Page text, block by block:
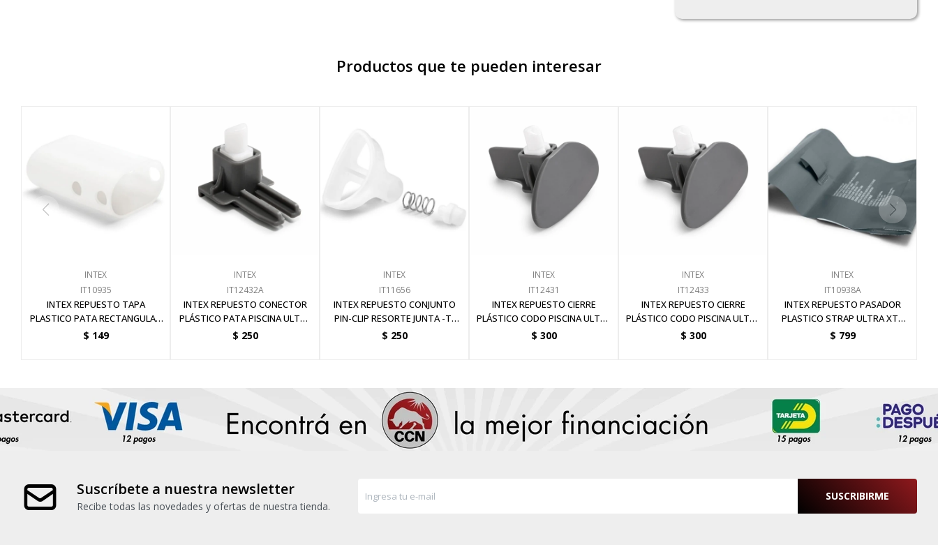
Productos que te pueden interesar
INTEX
IT10935
INTEX REPUESTO TAPA
PLASTICO PATA RECTANGULAR
U ULTRA FRAME
$ 149
INTEX
IT12432A
INTEX REPUESTO CONECTOR
PLÁSTICO PATA PISCINA ULTRA
FRAME
$ 250
INTEX
IT11656
INTEX REPUESTO CONJUNTO
PIN-CLIP RESORTE JUNTA -T-
PISCINA 4
$ 250
INTEX
IT12431
INTEX REPUESTO CIERRE
PLÁSTICO CODO PISCINA ULTRA
FRAME 4.57
$ 300
INTEX
IT12433
INTEX REPUESTO CIERRE
PLÁSTICO CODO PISCINA ULTRA
FRAME 4.27
$ 300
INTEX
IT10938A
INTEX REPUESTO PASADOR
PLASTICO STRAP ULTRA XTR
RECTANGULAR
$ 799
Suscríbete a nuestra newsletter
Recibe todas las novedades y ofertas de nuestra tienda.
SUSCRIBIRME